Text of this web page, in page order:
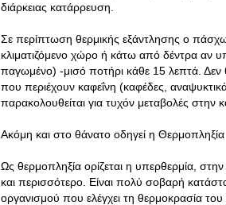
διάρκειας κατάρρευση.
Σε περίπτωση θερμικής εξάντλησης ο
κλιματιζόμενο χώρο ή κάτω από δέντρα αν
παγωμένο) -μισό ποτήρι κάθε 15 λεπτά.
που περιέχουν καφεΐνη (καφέδες,
παρακολουθείται για τυχόν μεταβολές στην
Ακόμη και στο θάνατο οδηγεί η Θερμοπληξία
Ως θερμοπληξία ορίζεται η υπερθερμία,
και περισσότερο. Είναι πολύ σοβαρή
οργανισμού που ελέγχει τη θερμοκρασία